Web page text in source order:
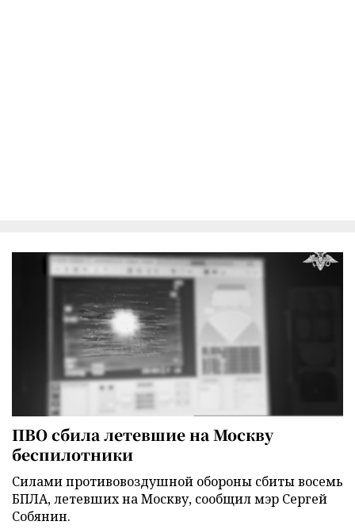
ПВО сбила летевшие на Москву
беспилотники
Силами противовоздушной обороны сбиты восемь
БПЛА, летевших на Москву, сообщил мэр Сергей
Собянин.